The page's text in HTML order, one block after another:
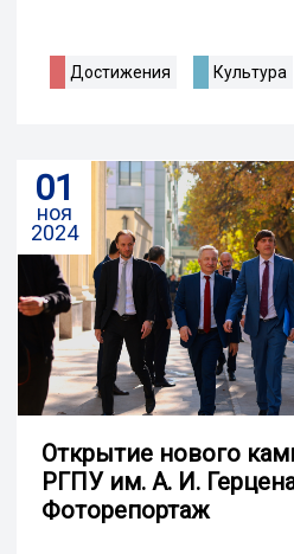
Достижения Культура
01
ноя
2024
Открытие нового
РГПУ им. А. И.
Фоторепортаж